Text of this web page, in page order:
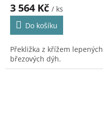
3 564 Kč / ks
Do košíku
Překližka z křížem lepených
březových dýh.